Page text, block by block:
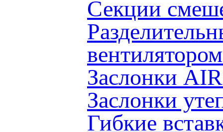
Секции
Заслонки
Заслонки
Гибкие